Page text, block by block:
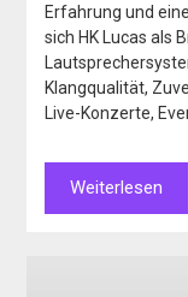
Erfahrung und
sich HK Lucas als
Klangqualität,
Live-Konzerte,
Weiterlesen